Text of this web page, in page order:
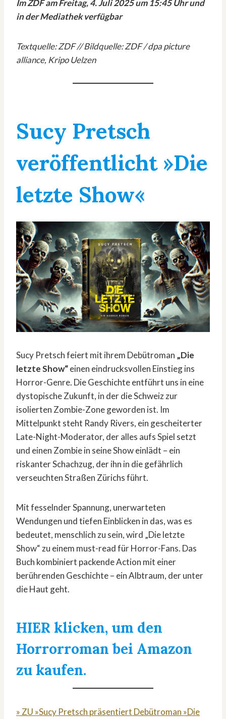
Im ZDF am Freitag, 4. Juli 2025 um 15:45 Uhr und
in der Mediathek verfügbar
Textquelle: ZDF // Bildquelle: ZDF / dpa picture
alliance, Kripo Uelzen
Sucy Pretsch
veröffentlicht »Die
letzte Show«
Sucy Pretsch feiert mit ihrem Debütroman „Die
letzte Show“einen eindrucksvollen Einstieg ins
Horror-Genre. Die Geschichte entführt uns in eine
dystopische Zukunft, in der die Schweiz zur
isolierten Zombie-Zone geworden ist. Im
Mittelpunkt steht Randy Rivers, ein gescheiterter
Late-Night-Moderator, der alles aufs Spiel setzt
und einen Zombie in seine Show einlädt – ein
riskanter Schachzug, der ihn in die gefährlich
verseuchten Straßen Zürichs führt.
Mit fesselnder Spannung, unerwarteten
Wendungen und tiefen Einblicken in das, was es
bedeutet, menschlich zu sein, wird „Die letzte
Show“ zu einem must-read für Horror-Fans. Das
Buch kombiniert packende Action mit einer
berührenden Geschichte – ein Albtraum, der unter
die Haut geht.
HIER klicken, um den
Horrorroman bei Amazon
zu kaufen.
» ZU »Sucy Pretsch präsentiert Debütroman »Die